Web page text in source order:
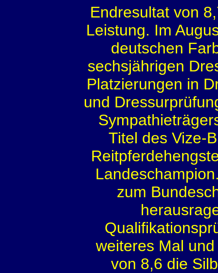
Endresultat von
Leistung. Im
deutschen
sechsjährigen
Platzierungen in
und
Titel des Vize-
zum
weiteres Mal
von 8,6 die